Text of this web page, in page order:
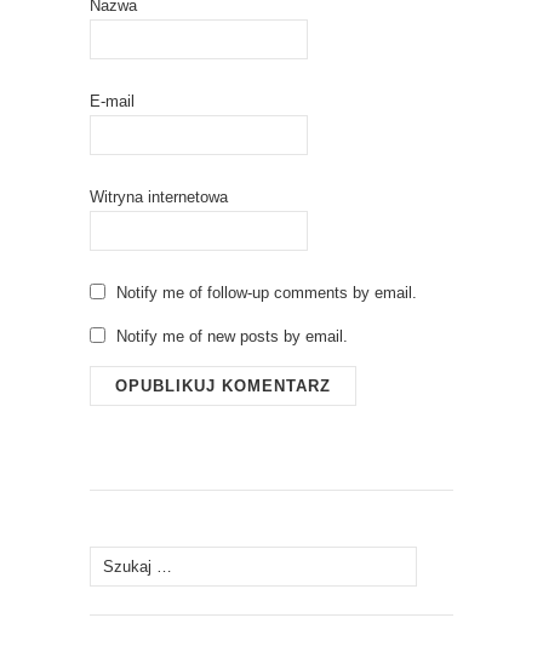
Nazwa
E-mail
Witryna internetowa
Notify me of follow-up comments by email.
Notify me of new posts by email.
Szukaj: